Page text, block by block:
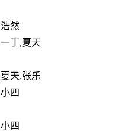
浩然
一丁,夏天
夏天,张乐
小四
小四